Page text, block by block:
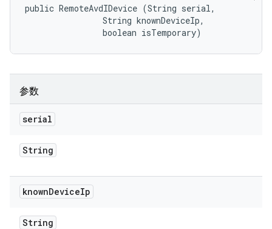
public RemoteAvdIDevice (String serial,
                String knownDeviceIp,
                boolean isTemporary)
参数
serial
String
knownDeviceIp
String